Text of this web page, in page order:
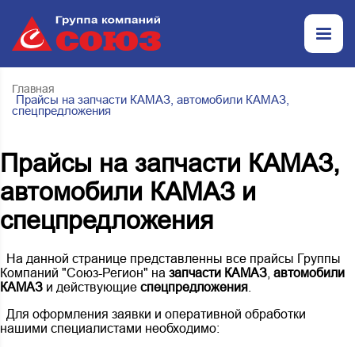
Главная
Прайсы на запчасти КАМАЗ, автомобили КАМАЗ,
спецпредложения
Прайсы на запчасти КАМАЗ,
автомобили КАМАЗ и
спецпредложения
На данной странице представленны все прайсы Группы
Компаний "Союз-Регион" на запчасти КАМАЗ автомобили
КАМАЗ и действующие спецпредложения
Для оформления заявки и оперативной обработки
нашими специалистами необходимо: